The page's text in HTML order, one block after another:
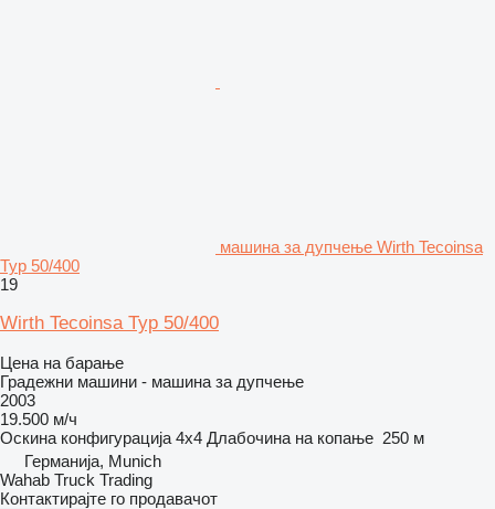
машина за дупчење Wirth Tecoinsa
Typ 50/400
19
Wirth Tecoinsa Typ 50/400
Цена на барање
Градежни машини - машина за дупчење
2003
19.500 м/ч
Оскина конфигурација 4x4 Длабочина на копање 250 м
Германија, Munich
Wahab Truck Trading
Контактирајте го продавачот